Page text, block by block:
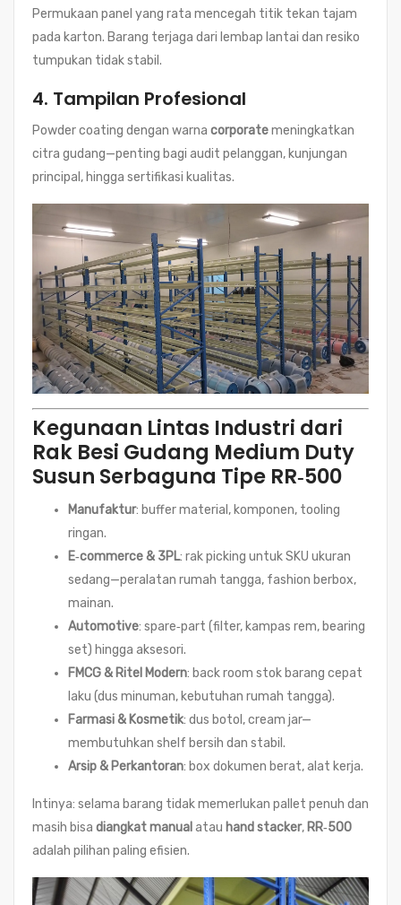
Permukaan panel yang rata mencegah titik tekan tajam
pada karton. Barang terjaga dari lembap lantai dan resiko
tumpukan tidak stabil.
4. Tampilan Profesional
Powder coating dengan warna corporatemeningkatkan
citra gudang—penting bagi audit pelanggan, kunjungan
principal, hingga sertifikasi kualitas.
Kegunaan Lintas Industri dari
Rak Besi Gudang Medium Duty
Susun Serbaguna Tipe RR‑500
Manufaktur: buffer material, komponen, tooling
ringan.
E‑commerce & 3PL: rak picking untuk SKU ukuran
sedang—peralatan rumah tangga, fashion berbox,
mainan.
Automotive: spare‑part (filter, kampas rem, bearing
set) hingga aksesori.
FMCG & Ritel Modern: back room stok barang cepat
laku (dus minuman, kebutuhan rumah tangga).
Farmasi & Kosmetik: dus botol, cream jar—
membutuhkan shelf bersih dan stabil.
Arsip & Perkantoran: box dokumen berat, alat kerja.
Intinya: selama barang tidak memerlukan pallet penuh dan
masih bisa diangkat manual atau hand stacker, RR‑500
adalah pilihan paling efisien.